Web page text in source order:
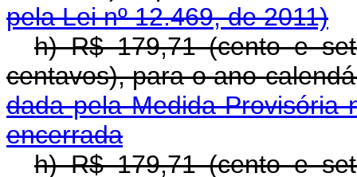
pela Lei nº 12.469, de 2011)
h) R$ 179,71 (cento e
centavos), para o ano-
dada pela Medida Provisória
encerrada
h) R$ 179,71 (cento e